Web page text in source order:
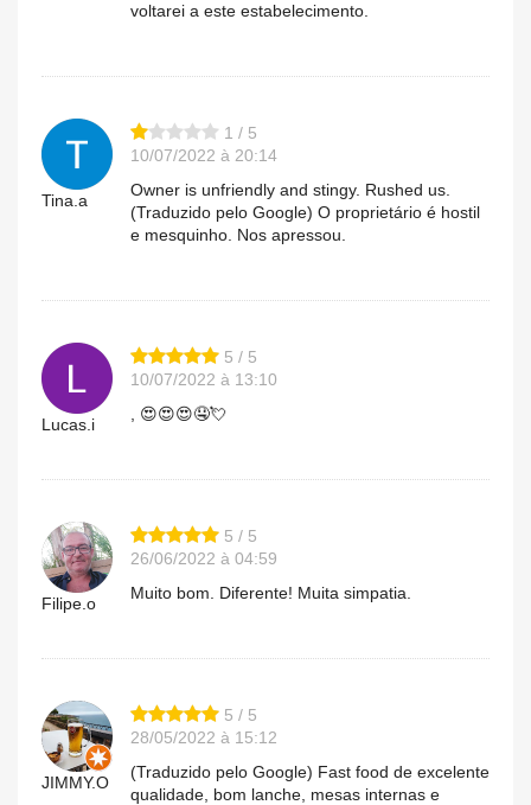
voltarei a este estabelecimento.
Tina.a
1 / 5
10/07/2022 à 20:14
Owner is unfriendly and stingy. Rushed us.
(Traduzido pelo Google) O proprietário é hostil
e mesquinho. Nos apressou.
Lucas.i
5 / 5
10/07/2022 à 13:10
, 😍😍😍🤤💘
Filipe.o
5 / 5
26/06/2022 à 04:59
Muito bom. Diferente! Muita simpatia.
JIMMY.O
5 / 5
28/05/2022 à 15:12
(Traduzido pelo Google) Fast food de excelente
qualidade, bom lanche, mesas internas e